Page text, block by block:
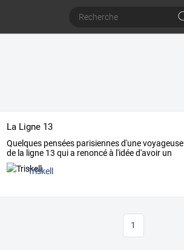
La Ligne 13
Quelques pensées parisiennesd'unevoyageuse
de la ligne 13 quia renoncéà l'idéed'avoir un
jardin
Triskell
1